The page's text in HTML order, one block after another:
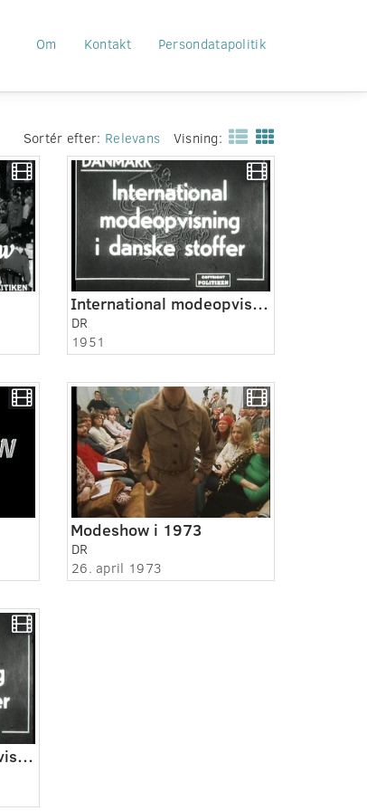
Om Kontakt Persondatapolitik
Sortér efter: Relevans Visning:
International modeopvisning i danske stoffer
DR
1951
Modeshow i 1973
DR
26. april 1973
International modeopvisning i danske stoffer